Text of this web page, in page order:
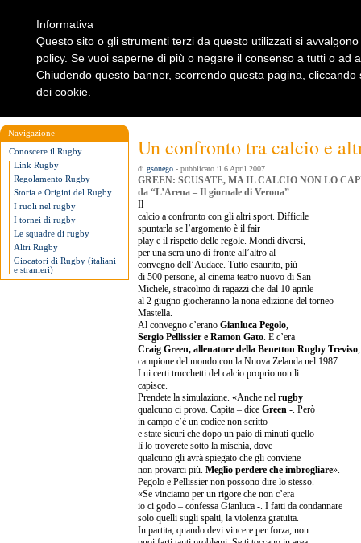
Navigazione
Conoscere il Rugby
Link Rugby
Regolamento Rugby
Storia e Origini del Rugby
I ruoli nel rugby
I tornei di rugby
Le squadre di rugby
Altri Rugby
Giocatori di Rugby (italiani
e stranieri)
Un confronto tra calcio e
di gsonego - pubblicato il 6 April 2007
GREEN: SCUSATE, MA IL CALCIO NON LO
da “L’Arena – Il giornale di Verona”
Il
calcio a confronto con gli altri sport. Difficile
spuntarla se l’argomento è il fair
play e il rispetto delle regole. Mondi diversi,
per una sera uno di fronte all’altro al
convegno dell’Audace. Tutto esaurito, più
di 500 persone, al cinema teatro nuovo di San
Michele, stracolmo di ragazzi che dal 10 aprile
al 2 giugno giocheranno la nona edizione del torneo
Mastella.
Al convegno c’erano Gianluca Pegolo,
Sergio Pellissier e Ramon Gato. E c’era
Craig Green, allenatore della Benetton Rugby Treviso,
campione del mondo con la Nuova Zelanda nel 1987.
Lui certi trucchetti del calcio proprio non li
capisce.
Prendete la simulazione. «Anche nel rugby
qualcuno ci prova. Capita – dice Green -. Però
in campo c’è un codice non scritto
e state sicuri che dopo un paio di minuti quello
lì lo troverete sotto la mischia, dove
qualcuno gli avrà spiegato che gli conviene
non provarci più. Meglio perdere che imbrogliare».
Pegolo e Pellissier non possono dire lo stesso.
«Se vinciamo per un rigore che non c’era
io ci godo – confessa Gianluca -. I fatti da condannare
solo quelli sugli spalti, la violenza gratuita.
In partita, quando devi vincere per forza, non
Informativa
Questo sito o gli strumenti terzi da questo utilizzati si
policy. Se vuoi saperne di più o negare il consenso a tutti o ad
Chiudendo questo banner, scorrendo questa pagina,
dei cookie.